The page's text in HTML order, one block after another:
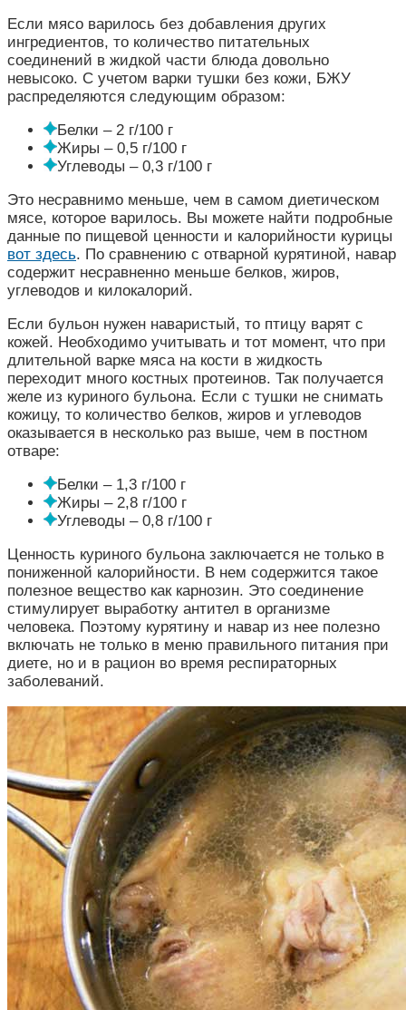
Если мясо варилось без добавления других
ингредиентов, то количество питательных
соединений в жидкой части блюда довольно
невысоко. С учетом варки тушки без кожи, БЖУ
распределяются следующим образом:
Белки – 2 г/100 г
Жиры – 0,5 г/100 г
Углеводы – 0,3 г/100 г
Это несравнимо меньше, чем в самом диетическом
мясе, которое варилось. Вы можете найти подробные
данные по пищевой ценности и калорийности курицы
вот здесь. По сравнению с отварной курятиной, навар
содержит несравненно меньше белков, жиров,
углеводов и килокалорий.
Если бульон нужен наваристый, то птицу варят с
кожей. Необходимо учитывать и тот момент, что при
длительной варке мяса на кости в жидкость
переходит много костных протеинов. Так получается
желе из куриного бульона. Если с тушки не снимать
кожицу, то количество белков, жиров и углеводов
оказывается в несколько раз выше, чем в постном
отваре:
Белки – 1,3 г/100 г
Жиры – 2,8 г/100 г
Углеводы – 0,8 г/100 г
Ценность куриного бульона заключается не только в
пониженной калорийности. В нем содержится такое
полезное вещество как карнозин. Это соединение
стимулирует выработку антител в организме
человека. Поэтому курятину и навар из нее полезно
включать не только в меню правильного питания при
диете, но и в рацион во время респираторных
заболеваний.